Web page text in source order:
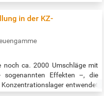
des Schiffes zu erläutern.
in der KZ-
noch ca. 2000 Umschläge mit
sogenannten Effekten –, die
entwendet